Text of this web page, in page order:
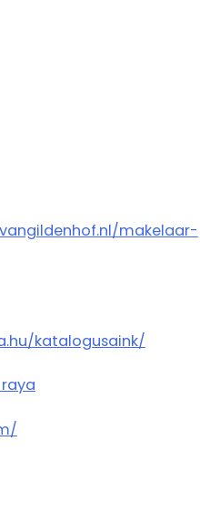
makelaar-
katalogusaink/